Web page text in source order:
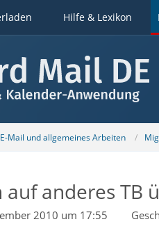
Hilfe & Lexikon
Mail und allgemeines Arbeiten
auf anderes TB
2010 um 17:55